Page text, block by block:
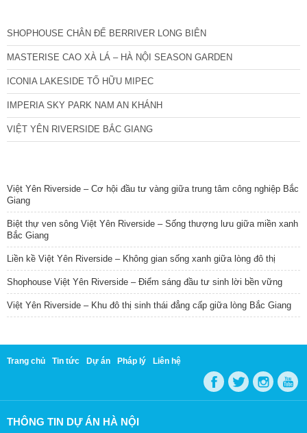
SHOPHOUSE CHÂN ĐẾ BERRIVER LONG BIÊN
MASTERISE CAO XÀ LÁ – HÀ NỘI SEASON GARDEN
ICONIA LAKESIDE TỐ HỮU MIPEC
IMPERIA SKY PARK NAM AN KHÁNH
VIỆT YÊN RIVERSIDE BẮC GIANG
Việt Yên Riverside – Cơ hội đầu tư vàng giữa trung tâm công nghiệp Bắc
Giang
Biệt thự ven sông Việt Yên Riverside – Sống thượng lưu giữa miền xanh
Bắc Giang
Liền kề Việt Yên Riverside – Không gian sống xanh giữa lòng đô thị
Shophouse Việt Yên Riverside – Điểm sáng đầu tư sinh lời bền vững
Việt Yên Riverside – Khu đô thị sinh thái đẳng cấp giữa lòng Bắc Giang
Trang chủ Tin tức Dự án Pháp lý Liên hệ
THÔNG TIN DỰ ÁN HÀ NỘI